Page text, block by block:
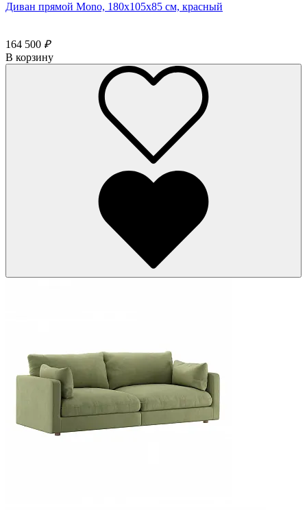
Диван прямой Mono, 180x105х85 см, красный
164 500 ₽
В корзину